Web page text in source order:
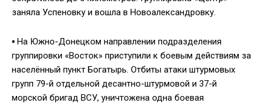
заняла Успеновку и вошла в Новоалександровку.
▪️ На Южно-Донецком направлении подразделения
группировки «Восток» приступили к боевым действиям за
населённый пункт Богатырь. Отбиты атаки штурмовых
групп 79-й отдельной десантно-штурмовой и 37-й
морской бригад ВСУ, уничтожена одна боевая